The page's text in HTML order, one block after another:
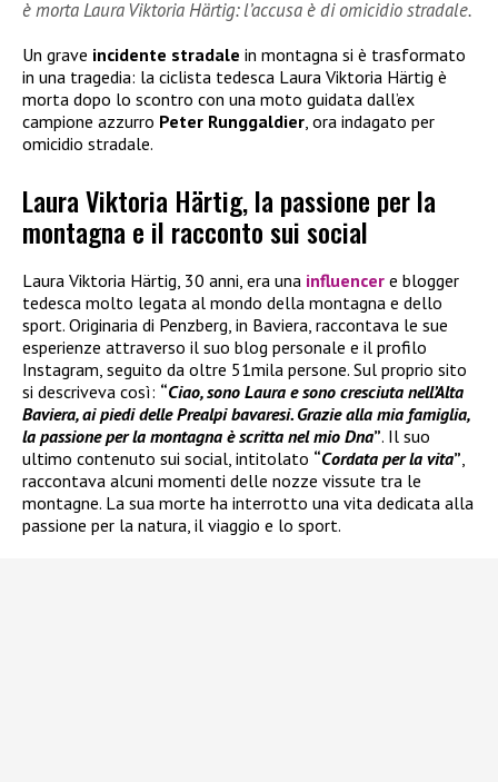
è morta Laura Viktoria Härtig: l’accusa è di omicidio stradale.
Un grave incidente stradale in montagna si è trasformato
in una tragedia: la ciclista tedesca Laura Viktoria Härtig è
morta dopo lo scontro con una moto guidata dall’ex
campione azzurro Peter Runggaldier, ora indagato per
omicidio stradale.
Laura Viktoria Härtig, la passione per la
montagna e il racconto sui social
Laura Viktoria Härtig, 30 anni, era una influencer e blogger
tedesca molto legata al mondo della montagna e dello
sport. Originaria di Penzberg, in Baviera, raccontava le sue
esperienze attraverso il suo blog personale e il profilo
Instagram, seguito da oltre 51mila persone. Sul proprio sito
si descriveva così: “Ciao, sono Laura e sono cresciuta nell’Alta
Baviera, ai piedi delle Prealpi bavaresi. Grazie alla mia famiglia,
la passione per la montagna è scritta nel mio Dna”. Il suo
ultimo contenuto sui social, intitolato “Cordata per la vita”
raccontava alcuni momenti delle nozze vissute tra le
montagne. La sua morte ha interrotto una vita dedicata alla
passione per la natura, il viaggio e lo sport.